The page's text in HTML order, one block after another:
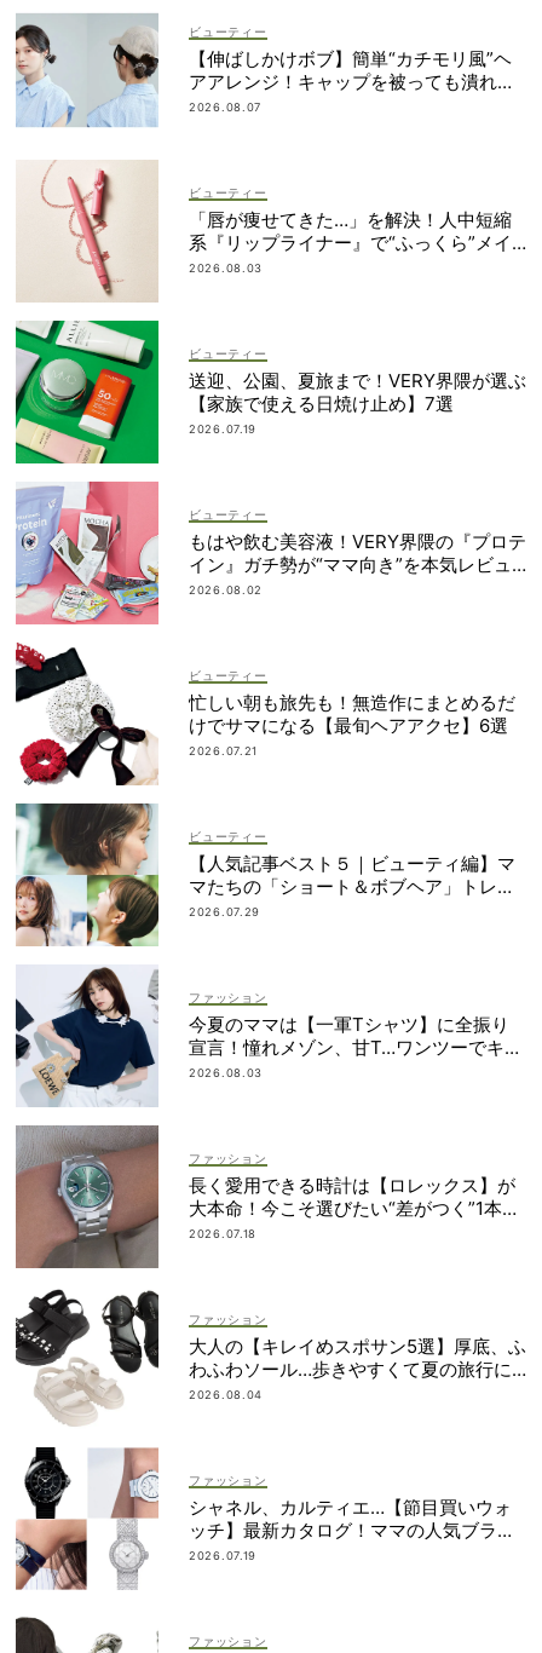
ビューティー
【伸ばしかけボブ】簡単“カチモリ風”ヘ
アアレンジ！キャップを被っても潰れな
い
2026.08.07
ビューティー
「唇が痩せてきた…」を解決！人中短縮
系『リップライナー』で“ふっくら”メイ
ク
2026.08.03
ビューティー
送迎、公園、夏旅まで！VERY界隈が選ぶ
【家族で使える日焼け止め】7選
2026.07.19
ビューティー
もはや飲む美容液！VERY界隈の『プロテ
イン』ガチ勢が“ママ向き”を本気レビュ
ー
2026.08.02
ビューティー
忙しい朝も旅先も！無造作にまとめるだ
けでサマになる【最旬ヘアアクセ】6選
2026.07.21
ビューティー
【人気記事ベスト５｜ビューティ編】マ
マたちの「ショート＆ボブヘア」トレン
ドが丸わかり！
2026.07.29
ファッション
今夏のママは【一軍Tシャツ】に全振り
宣言！憧れメゾン、甘T…ワンツーでキマ
るものだけ
2026.08.03
ファッション
長く愛用できる時計は【ロレックス】が
大本命！今こそ選びたい“差がつく”1本
は？
2026.07.18
ファッション
大人の【キレイめスポサン5選】厚底、ふ
わふわソール…歩きやすくて夏の旅行に
も！
2026.08.04
ファッション
シャネル、カルティエ…【節目買いウォ
ッチ】最新カタログ！ママの人気ブラン
ドを網羅
2026.07.19
ファッション